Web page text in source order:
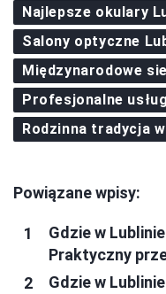
Najlepsze okulary
Salony optyczne
Międzynarodowe
Profesjonalne
Rodzinna tradycja
Powiązane wpisy:
Gdzie w
Praktyczny
Gdzie w